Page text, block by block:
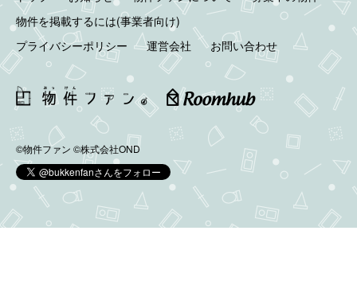
物件を掲載するには(事業者向け)
プライバシーポリシー
運営会社 お問い合わせ
©物件ファン ©株式会社OND